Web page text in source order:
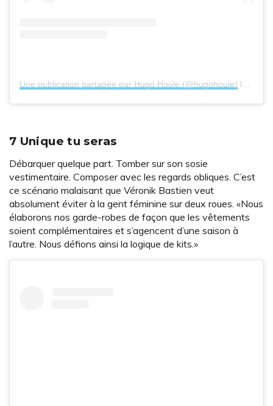
Une publication partagée par Hugo Houle (@hugohoule) le
7 Unique tu seras
Débarquer quelque part. Tomber sur son sosie
vestimentaire. Composer avec les regards obliques. C’est
ce scénario malaisant que Véronik Bastien veut
absolument éviter à la gent féminine sur deux roues. «Nous
élaborons nos garde-robes de façon que les vêtements
soient complémentaires et s’agencent d’une saison à
l’autre. Nous défions ainsi la logique de kits.»